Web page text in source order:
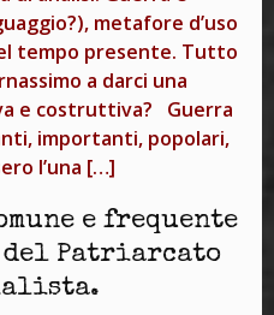
metafore d’uso
tempo presente. Tutto
a darci una
e costruttiva? Guerra
importanti, popolari,
l’una […]
e frequente
del Patriarcato